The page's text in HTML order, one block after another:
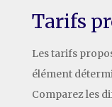
Tarifs
Les tarifs
élément
Comparez les